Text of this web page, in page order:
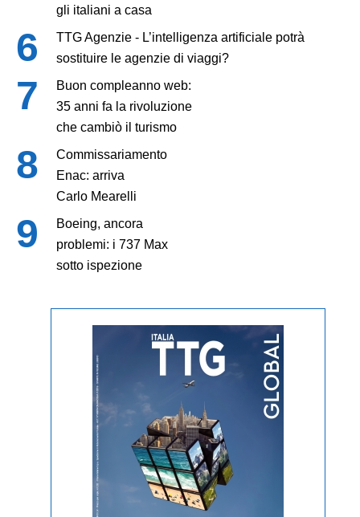
gli italiani a casa
TTG Agenzie - L’intelligenza artificiale potrà
sostituire le agenzie di viaggi?
Buon compleanno web:
35 anni fa la rivoluzione
che cambiò il turismo
Commissariamento
Enac: arriva
Carlo Mearelli
Boeing, ancora
problemi: i 737 Max
sotto ispezione